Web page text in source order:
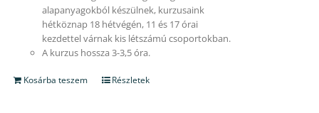
alapanyagokból készülnek, kurzusaink
hétköznap 18 hétvégén, 11 és 17 órai
kezdettel várnak kis létszámú csoportokban.
A kurzus hossza 3-3,5 óra.
Kosárba teszem Részletek